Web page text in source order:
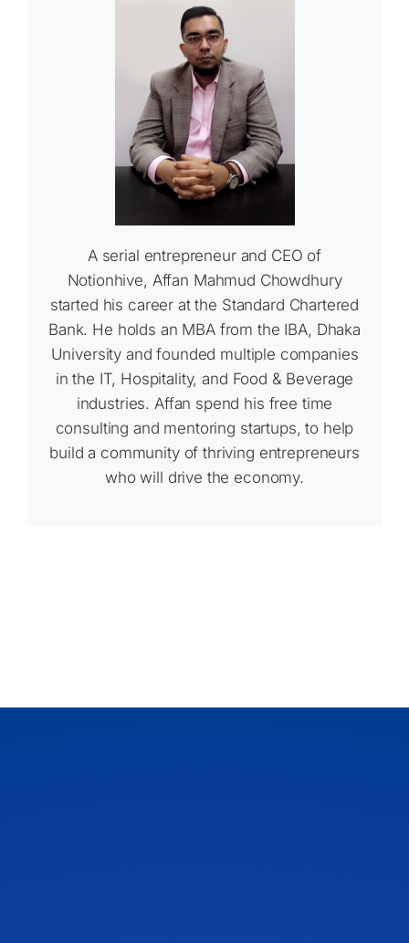
A serial entrepreneur and CEO of
Notionhive, Affan Mahmud Chowdhury
started his career at the Standard Chartered
Bank. He holds an MBA from the IBA, Dhaka
University and founded multiple companies
in the IT, Hospitality, and Food & Beverage
industries. Affan spend his free time
consulting and mentoring startups, to help
build a community of thriving entrepreneurs
who will drive the economy.